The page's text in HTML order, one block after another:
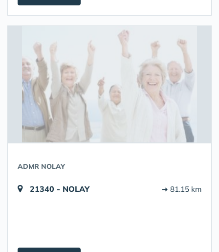
ADMR NOLAY
21340 - NOLAY ➔ 81.15 km